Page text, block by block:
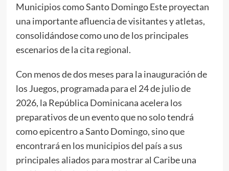
Municipios como Santo Domingo Este proyectan
una importante afluencia de visitantes y atletas,
consolidándose como uno de los principales
escenarios de la cita regional.
Con menos de dos meses para la inauguración de
los Juegos, programada para el 24 de julio de
2026, la República Dominicana acelera los
preparativos de un evento que no solo tendrá
como epicentro a Santo Domingo, sino que
encontrará en los municipios del país a sus
principales aliados para mostrar al Caribe una